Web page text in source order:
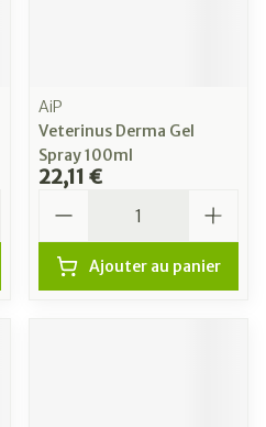
AiP
Veterinus Derma Gel
Spray 100ml
22,11 €
Ajouter au panier